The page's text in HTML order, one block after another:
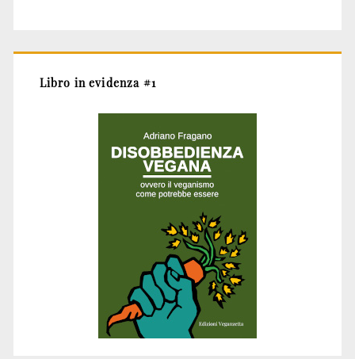
Libro in evidenza #1